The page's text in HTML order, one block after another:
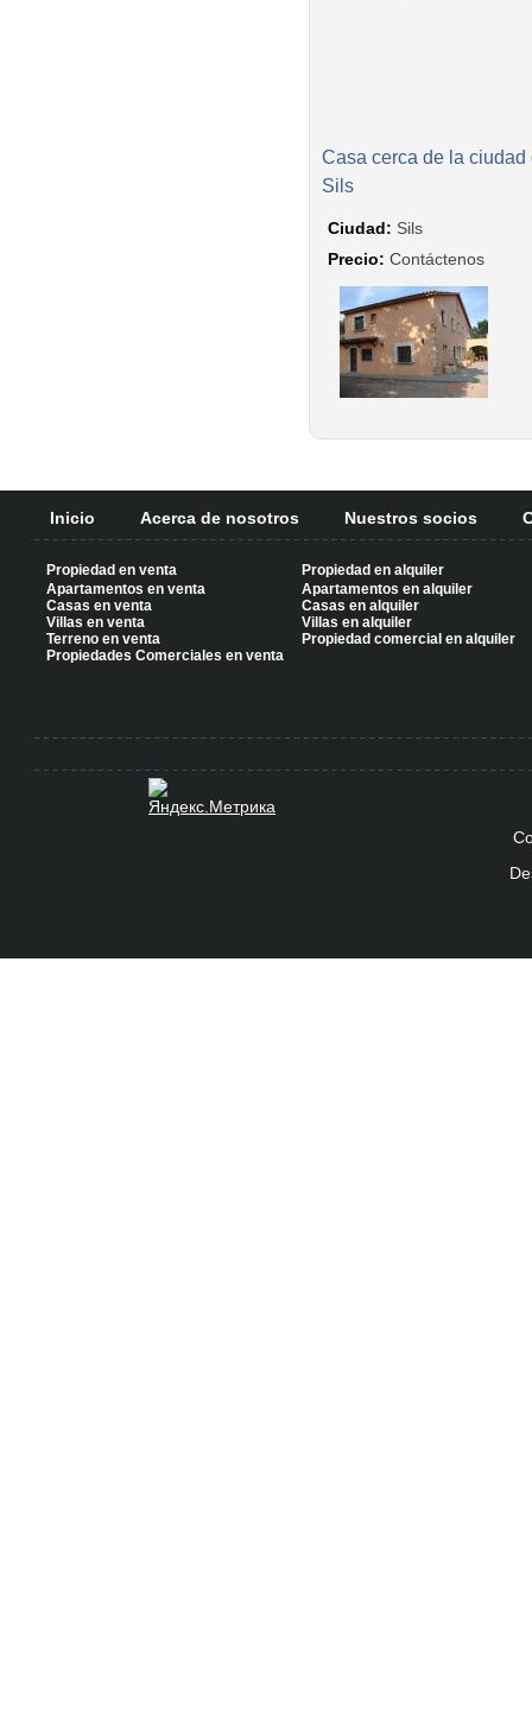
Casa cerca de la ciudad
Sils
Ciudad: Sils
Precio: Contáctenos
Inicio Acerca de nosotros Nuestros socios
Propiedad en venta
Apartamentos en venta
Casas en venta
Villas en venta
Terreno en venta
Propiedades Comerciales en venta
Propiedad en alquiler
Apartamentos en alquiler
Casas en alquiler
Villas en alquiler
Propiedad comercial en alquiler